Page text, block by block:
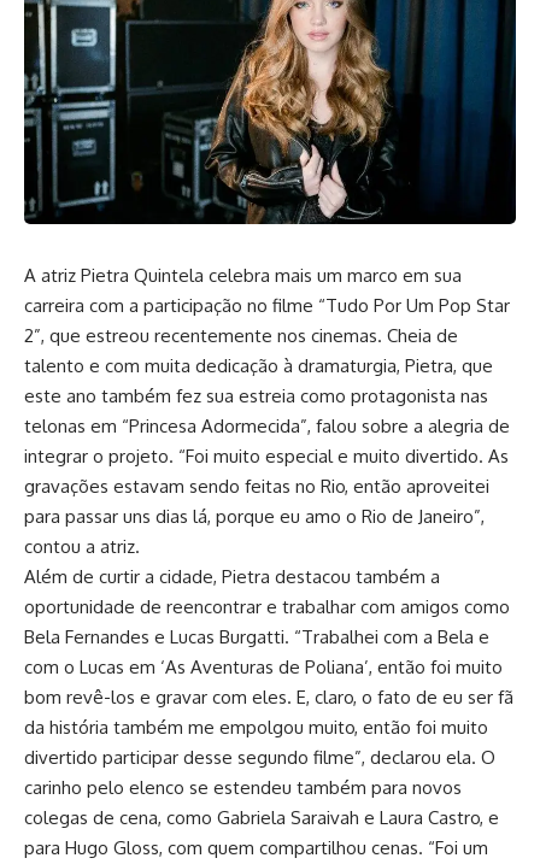
A atriz Pietra Quintela celebra mais um marco em sua
carreira com a participação no filme “Tudo Por Um Pop Star
2”, que estreou recentemente nos cinemas. Cheia de
talento e com muita dedicação à dramaturgia, Pietra, que
este ano também fez sua estreia como protagonista nas
telonas em “Princesa Adormecida”, falou sobre a alegria de
integrar o projeto. “Foi muito especial e muito divertido. As
gravações estavam sendo feitas no Rio, então aproveitei
para passar uns dias lá, porque eu amo o Rio de Janeiro”,
contou a atriz.
Além de curtir a cidade, Pietra destacou também a
oportunidade de reencontrar e trabalhar com amigos como
Bela Fernandes e Lucas Burgatti. “Trabalhei com a Bela e
com o Lucas em ‘As Aventuras de Poliana’, então foi muito
bom revê-los e gravar com eles. E, claro, o fato de eu ser fã
da história também me empolgou muito, então foi muito
divertido participar desse segundo filme”, declarou ela. O
carinho pelo elenco se estendeu também para novos
colegas de cena, como Gabriela Saraivah e Laura Castro, e
para Hugo Gloss, com quem compartilhou cenas. “Foi um